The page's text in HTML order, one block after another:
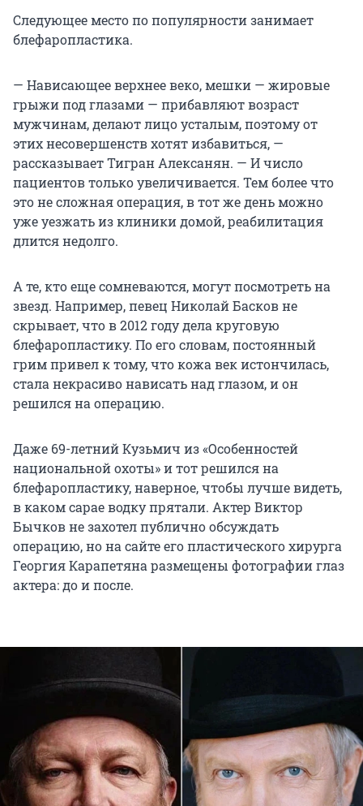
Следующее место по популярности занимает
блефаропластика.
— Нависающее верхнее веко, мешки — жировые
грыжи под глазами — прибавляют возраст
мужчинам, делают лицо усталым, поэтому от
этих несовершенств хотят избавиться, —
рассказывает Тигран Алексанян. — И число
пациентов только увеличивается. Тем более что
это не сложная операция, в тот же день можно
уже уезжать из клиники домой, реабилитация
длится недолго.
А те, кто еще сомневаются, могут посмотреть на
звезд. Например, певец Николай Басков не
скрывает, что в 2012 году дела круговую
блефаропластику. По его словам, постоянный
грим привел к тому, что кожа век истончилась,
стала некрасиво нависать над глазом, и он
решился на операцию.
Даже 69-летний Кузьмич из «Особенностей
национальной охоты» и тот решился на
блефаропластику, наверное, чтобы лучше видеть,
в каком сарае водку прятали. Актер Виктор
Бычков не захотел публично обсуждать
операцию, но на сайте его пластического хирурга
Георгия Карапетяна размещены фотографии глаз
актера: до и после.